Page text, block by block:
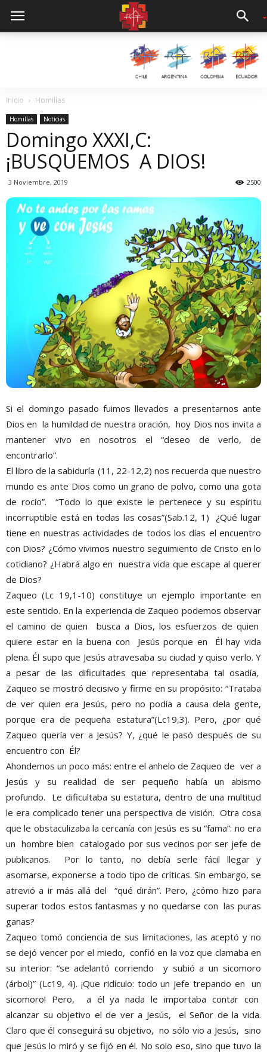
Inicio Homilías
Homilías Noticias
Domingo XXXI,C:
¡BUSQUEMOS A DIOS!
3 Noviembre, 2019 2500
Si el domingo pasado fuimos llevados a presentarnos ante
Dios en la humildad de nuestra oración, hoy Dios nos invita a
mantener vivo en nosotros el “deseo de verlo, de
encontrarlo”.
El libro de la sabiduría (11, 22-12,2) nos recuerda que nuestro
mundo es ante Dios como un grano de polvo, como una gota
de rocío”. “Todo lo que existe le pertenece y su espíritu
incorruptible está en todas las cosas”(Sab.12, 1) ¿Qué lugar
tiene en nuestras actividades de todos los días el encuentro
con Dios? ¿Cómo vivimos nuestro seguimiento de Cristo en lo
cotidiano? ¿Habrá algo en nuestra vida que escape al querer
de Dios?
Zaqueo (Lc 19,1-10) constituye un ejemplo importante en
este sentido. En la experiencia de Zaqueo podemos observar
el camino de quien busca a Dios, los esfuerzos de quien
quiere estar en la buena con Jesús porque en Él hay vida
plena. Él supo que Jesús atravesaba su ciudad y quiso verlo. Y
a pesar de las dificultades que representaba tal osadía,
Zaqueo se mostró decisivo y firme en su propósito: “Trataba
de ver quien era Jesús, pero no podía a causa dela gente,
porque era de pequeña estatura”(Lc19,3). Pero, ¿por qué
Zaqueo quería ver a Jesús? Y, ¿qué le pasó después de su
encuentro con Él?
Ahondemos un poco más: entre el anhelo de Zaqueo de ver a
Jesús y su realidad de ser pequeño había un abismo
profundo. Le dificultaba su estatura, dentro de una multitud
le era complicado tener una perspectiva de visión. Otra cosa
que le obstaculizaba la cercanía con Jesús es su “fama”: no era
un hombre bien catalogado por sus vecinos por ser jefe de
publicanos. Por lo tanto, no debía serle fácil llegar y
asomarse, exponerse a todo tipo de críticas. Sin embargo, se
atrevió a ir más allá del “qué dirán”. Pero, ¿cómo hizo para
superar todos estos fantasmas y no quedarse con las puras
ganas?
Zaqueo tomó conciencia de sus limitaciones, las aceptó y no
se dejó vencer por el miedo, confió en la voz que clamaba en
su interior: “se adelantó corriendo y subió a un sicomoro
(árbol)” (Lc19, 4). ¡Que ridículo: todo un jefe trepando en un
sicomoro! Pero, a él ya nada le importaba contar con
alcanzar su objetivo el de ver a Jesús, el Señor de la vida.
Claro que él conseguirá su objetivo, no sólo vio a Jesús, sino
que Jesús lo miró y se fijó en él. No solo eso, sino que tuvo la